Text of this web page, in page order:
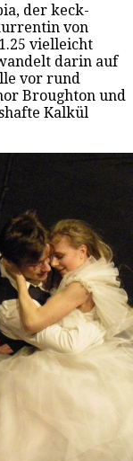
der keck-
von
vielleicht
darin auf
vor rund
Broughton und
Kalkül